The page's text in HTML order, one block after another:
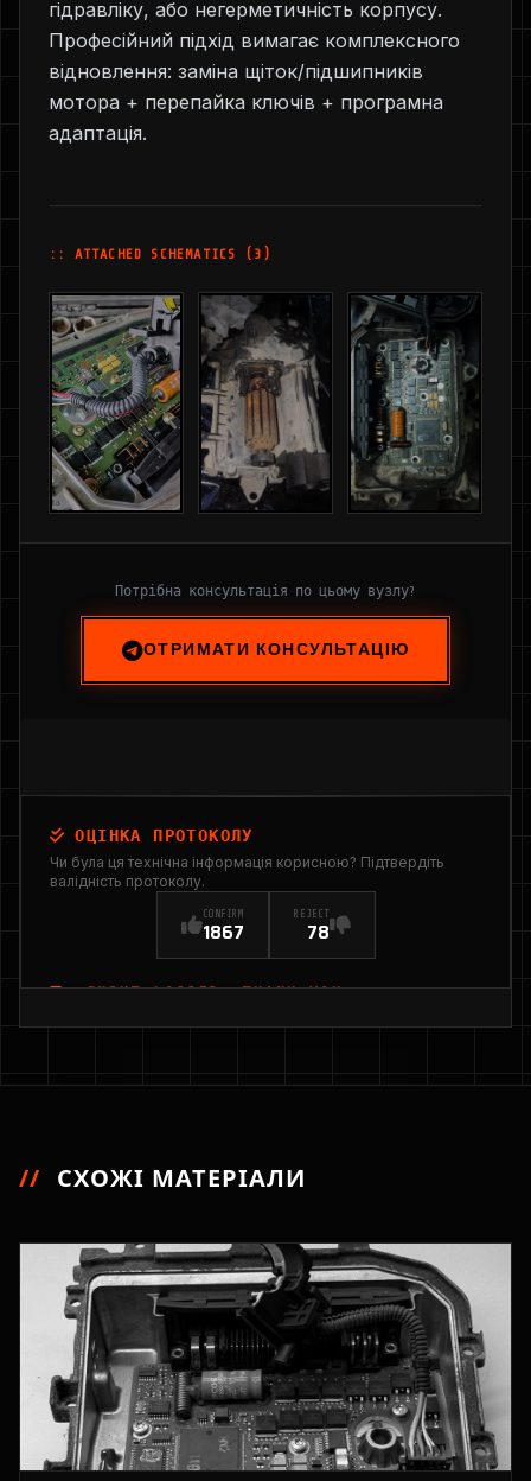
гідравліку, або негерметичність корпусу.
Професійний підхід вимагає комплексного
відновлення: заміна щіток/підшипників
мотора + перепайка ключів + програмна
адаптація.
:: ATTACHED SCHEMATICS (3)
Потрібна консультація по цьому вузлу?
ОТРИМАТИ КОНСУЛЬТАЦІЮ
ОЦІНКА ПРОТОКОЛУ
Чи була ця технічна інформація корисною? Підтвердіть
валідність протоколу.
CONFIRM
1867
REJECT
78
INPUT_LOGGED: THANK YOU
// СХОЖІ МАТЕРІАЛИ